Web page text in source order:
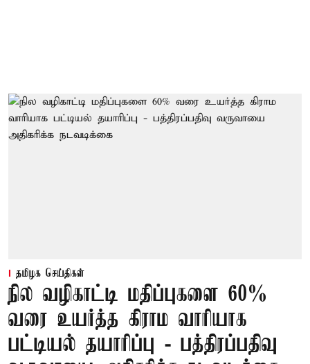
தமிழக செய்திகள்
நில வழிகாட்டி மதிப்புகளை 60%
வரை உயர்த்த கிராம வாரியாக
பட்டியல் தயாரிப்பு - பத்திரப்பதிவு